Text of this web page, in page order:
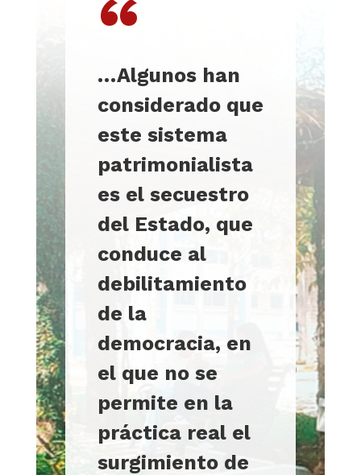
“
…Algunos han
considerado que
este sistema
patrimonialista
es el secuestro
del Estado, que
conduce al
debilitamiento
de la
democracia, en
el que no se
permite en la
práctica real el
surgimiento de